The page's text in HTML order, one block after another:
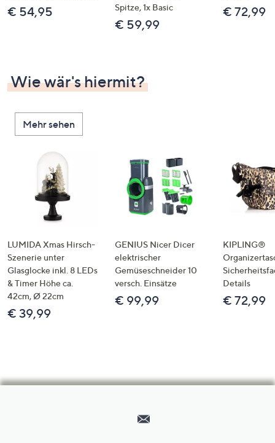
€ 54,95
Spitze, 1x Basic
€ 59,99
€ 72,99
Wie wär's hiermit?
Mehr sehen
LUMIDA Xmas Hirsch-
Szenerie unter
Glasglocke inkl. 8 LEDs
& Timer Höhe ca.
42cm, Ø 22cm
€ 39,99
GENIUS Nicer Dicer
elektrischer
Gemüseschneider 10
versch. Einsätze
€ 99,99
KIPLING®
Details
€ 72,99